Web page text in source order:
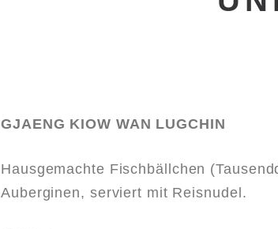
GJAENG KIOW WAN LUGCHIN
Hausgemachte Fischbällchen
Auberginen, serviert mit Reisnudel.